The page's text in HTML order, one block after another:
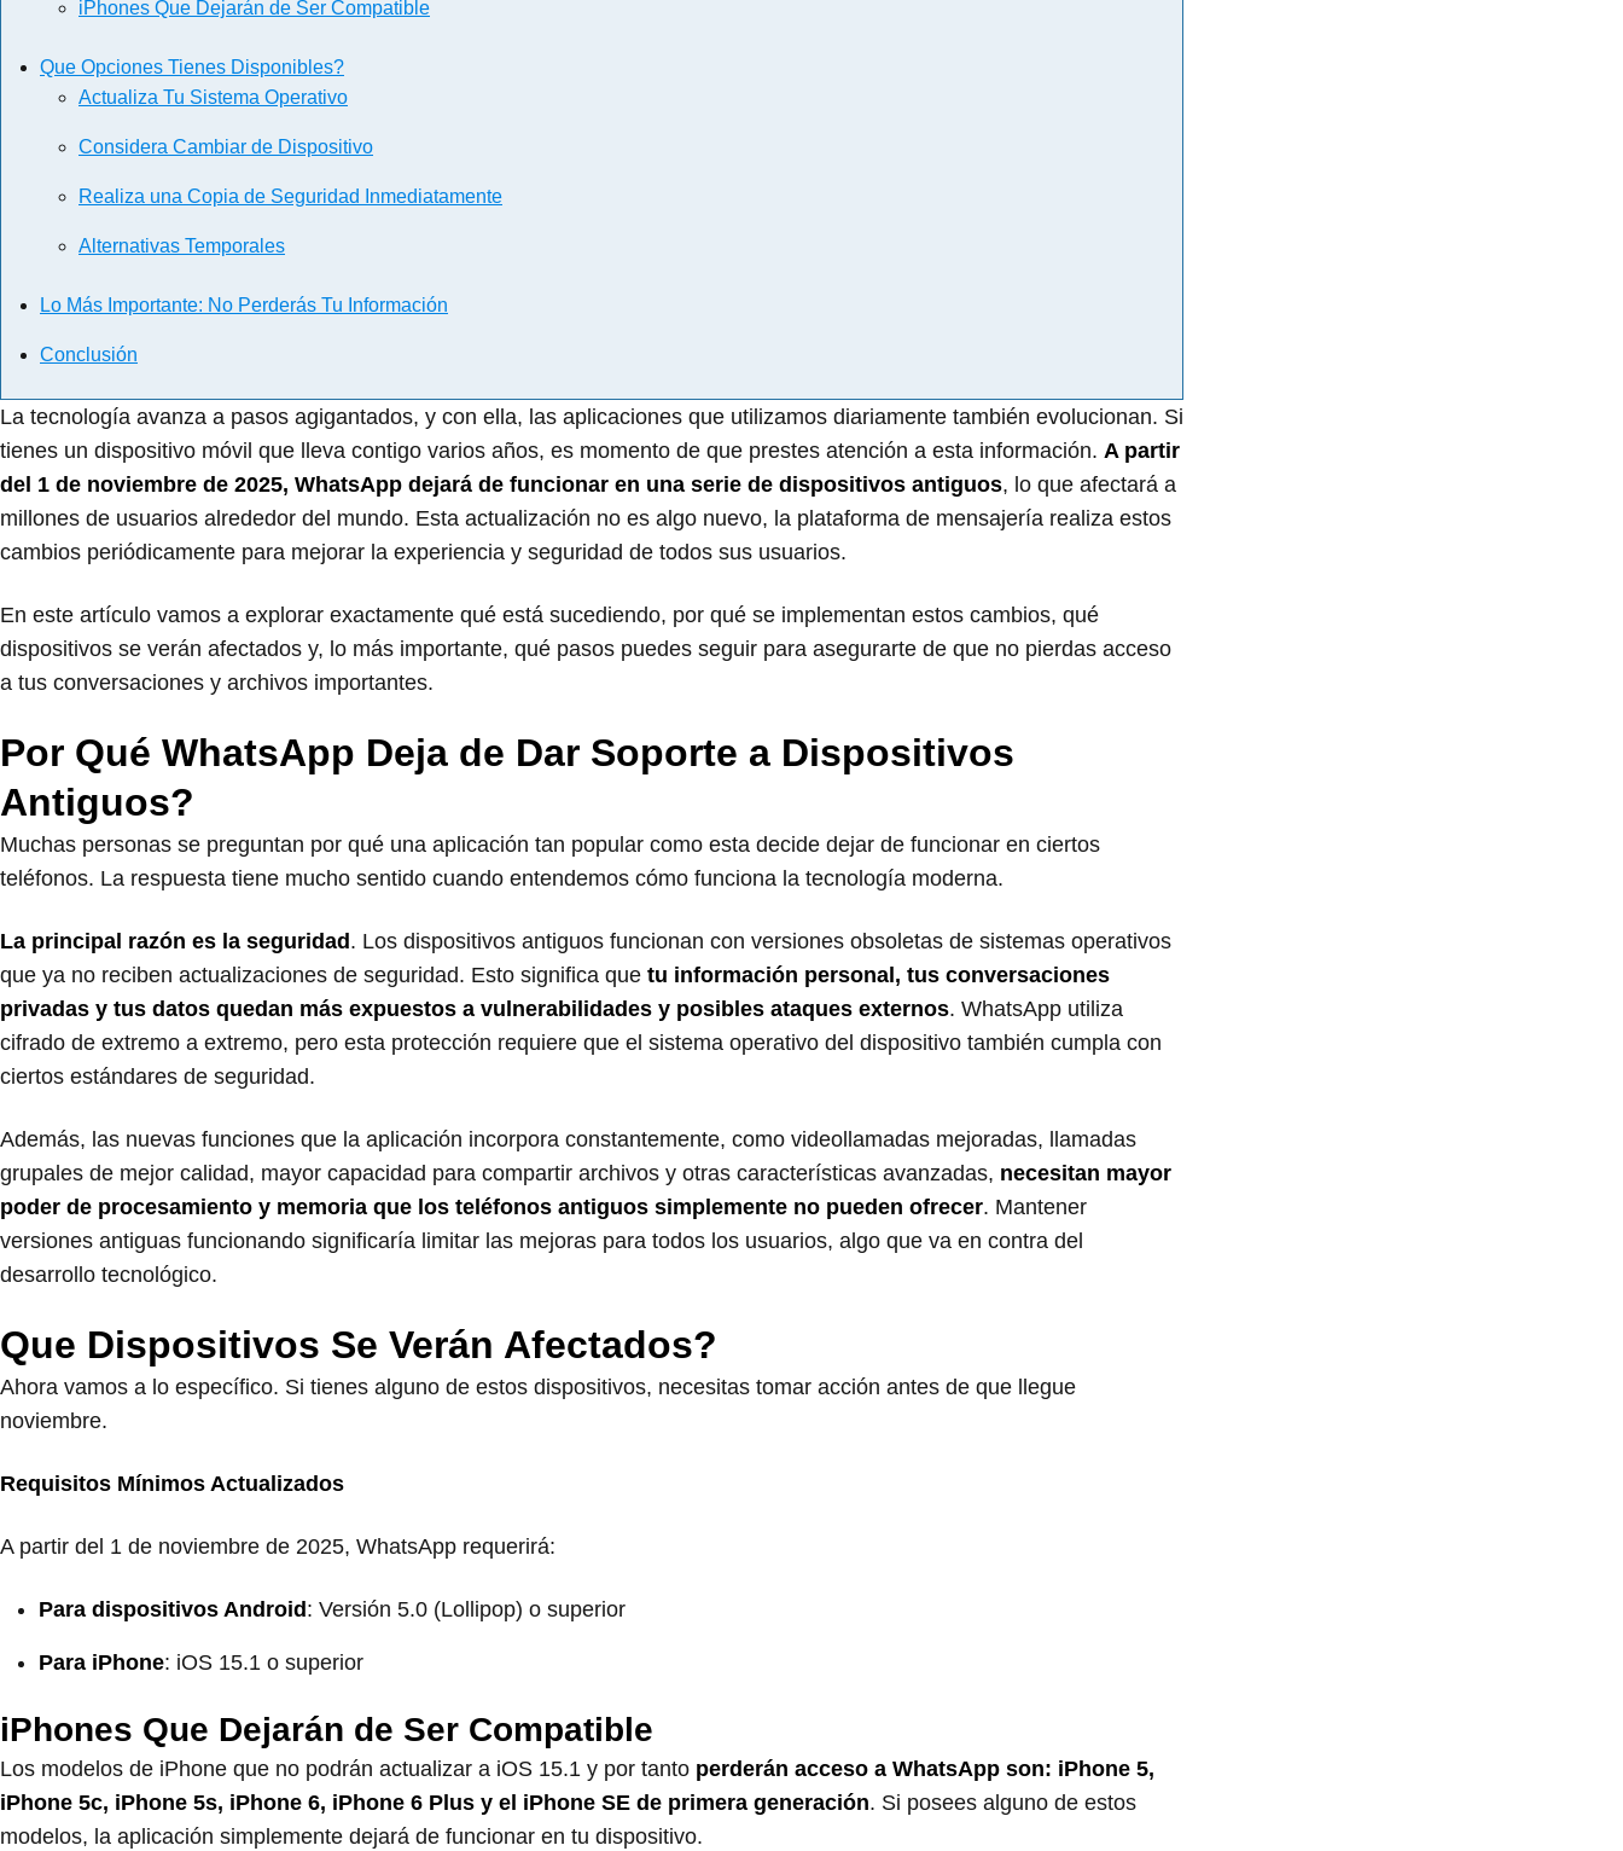
iPhones Que Dejarán de Ser Compatible
Que Opciones Tienes Disponibles?
Actualiza Tu Sistema Operativo
Considera Cambiar de Dispositivo
Realiza una Copia de Seguridad Inmediatamente
Alternativas Temporales
Lo Más Importante: No Perderás Tu Información
Conclusión
La tecnología avanza a pasos agigantados, y con ella, las aplicaciones que utilizamos diariamente también evolucionan. Si
tienes un dispositivo móvil que lleva contigo varios años, es momento de que prestes atención a esta información. A partir
del 1 de noviembre de 2025, WhatsApp dejará de funcionar en una serie de dispositivos antiguos, lo que afectará a
millones de usuarios alrededor del mundo. Esta actualización no es algo nuevo, la plataforma de mensajería realiza estos
cambios periódicamente para mejorar la experiencia y seguridad de todos sus usuarios.
En este artículo vamos a explorar exactamente qué está sucediendo, por qué se implementan estos cambios, qué
dispositivos se verán afectados y, lo más importante, qué pasos puedes seguir para asegurarte de que no pierdas acceso
a tus conversaciones y archivos importantes.
Por Qué WhatsApp Deja de Dar Soporte a Dispositivos
Antiguos?
Muchas personas se preguntan por qué una aplicación tan popular como esta decide dejar de funcionar en ciertos
teléfonos. La respuesta tiene mucho sentido cuando entendemos cómo funciona la tecnología moderna.
La principal razón es la seguridad . Los dispositivos antiguos funcionan con versiones obsoletas de sistemas operativos
que ya no reciben actualizaciones de seguridad. Esto significa que tu información personal, tus conversaciones
privadas y tus datos quedan más expuestos a vulnerabilidades y posibles ataques externos. WhatsApp utiliza
cifrado de extremo a extremo, pero esta protección requiere que el sistema operativo del dispositivo también cumpla con
ciertos estándares de seguridad.
Además, las nuevas funciones que la aplicación incorpora constantemente, como videollamadas mejoradas, llamadas
grupales de mejor calidad, mayor capacidad para compartir archivos y otras características avanzadas, necesitan mayor
poder de procesamiento y memoria que los teléfonos antiguos simplemente no pueden ofrecer. Mantener
versiones antiguas funcionando significaría limitar las mejoras para todos los usuarios, algo que va en contra del
desarrollo tecnológico.
Que Dispositivos Se Verán Afectados?
Ahora vamos a lo específico. Si tienes alguno de estos dispositivos, necesitas tomar acción antes de que llegue
noviembre.
Requisitos Mínimos Actualizados
A partir del 1 de noviembre de 2025, WhatsApp requerirá:
Para dispositivos Android : Versión 5.0 (Lollipop) o superior
Para iPhone: iOS 15.1 o superior
iPhones Que Dejarán de Ser Compatible
Los modelos de iPhone que no podrán actualizar a iOS 15.1 y por tanto perderán acceso a WhatsApp son: iPhone 5,
iPhone 5c, iPhone 5s, iPhone 6, iPhone 6 Plus y el iPhone SE de primera generación. Si posees alguno de estos
modelos, la aplicación simplemente dejará de funcionar en tu dispositivo.